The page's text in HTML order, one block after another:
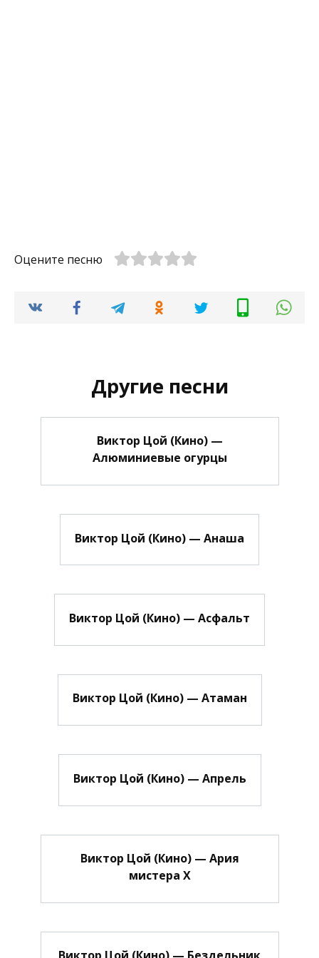
Оцените песню
Другие песни
Виктор Цой (Кино) —
Алюминиевые огурцы
Виктор Цой (Кино) — Анаша
Виктор Цой (Кино) — Асфальт
Виктор Цой (Кино) — Атаман
Виктор Цой (Кино) — Апрель
Виктор Цой (Кино) — Ария
мистера Х